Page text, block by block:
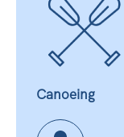
Canoeing